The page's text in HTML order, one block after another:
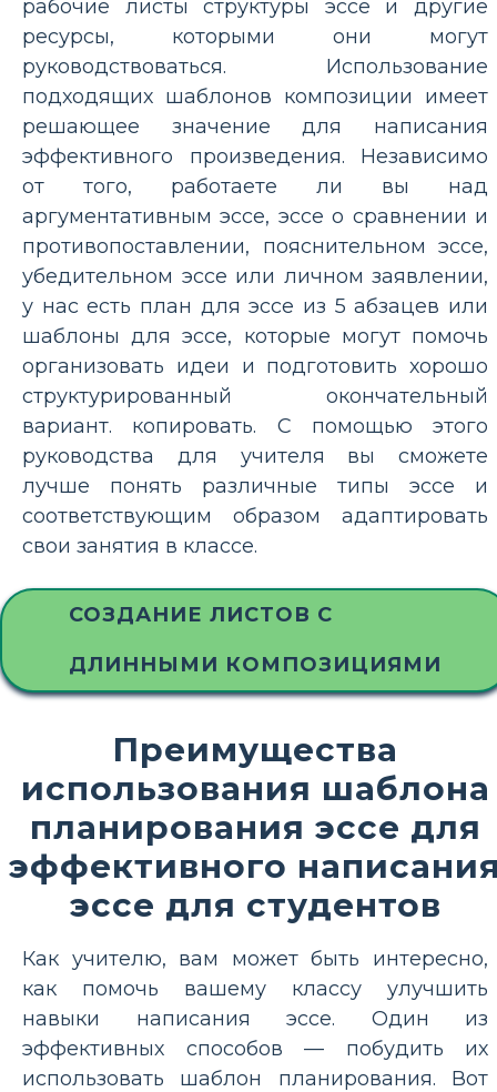
рабочие листы структуры эссе и другие
ресурсы, которыми они могут
руководствоваться. Использование
подходящих шаблонов композиции имеет
решающее значение для написания
эффективного произведения. Независимо
от того, работаете ли вы над
аргументативным эссе, эссе о сравнении и
противопоставлении, пояснительном эссе,
убедительном эссе или личном заявлении,
у нас есть план для эссе из 5 абзацев или
шаблоны для эссе, которые могут помочь
организовать идеи и подготовить хорошо
структурированный окончательный
вариант. копировать. С помощью этого
руководства для учителя вы сможете
лучше понять различные типы эссе и
соответствующим образом адаптировать
свои занятия в классе.
СОЗДАНИЕ ЛИСТОВ С
ДЛИННЫМИ КОМПОЗИЦИЯМИ
Преимущества
использования шаблона
планирования эссе для
эффективного
эссе для студентов
Как учителю, вам может быть интересно,
как помочь вашему классу улучшить
навыки написания эссе. Один из
эффективных способов — побудить их
использовать шаблон планирования. Вот